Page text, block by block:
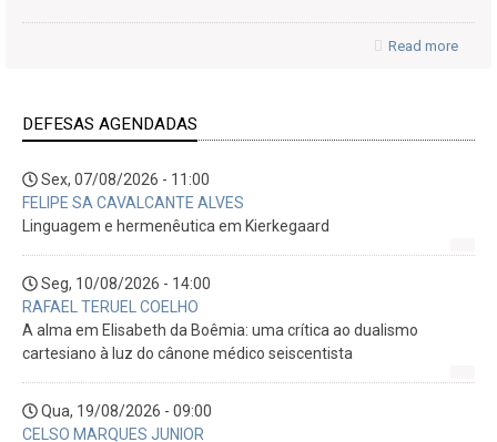
Read more
DEFESAS AGENDADAS
Sex, 07/08/2026 - 11:00
FELIPE SA CAVALCANTE ALVES
Linguagem e hermenêutica em Kierkegaard
Seg, 10/08/2026 - 14:00
RAFAEL TERUEL COELHO
A alma em Elisabeth da Boêmia: uma crítica ao dualismo
cartesiano à luz do cânone médico seiscentista
Qua, 19/08/2026 - 09:00
CELSO MARQUES JUNIOR